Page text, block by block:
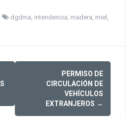
dgdma intendencia madera miel
PERMISO DE
CIRCULACIÓN DE
VEHÍCULOS
EXTRANJEROS →